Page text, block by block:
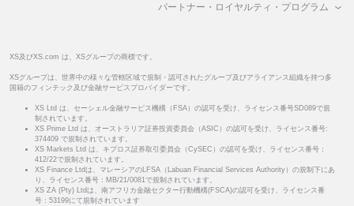
パートナー・ロイヤルティ・プログラム
XS及びXS.com は、XSグループの商標です。
XSグループは、世界中の様々な管轄区域で規制・認可されたグループ及びアライアンス組織を持つ多
国籍のフィンテック及び金融サービスプロバイダーです。
XS Ltd は、セーシェル金融サービス機構（FSA）の認可を受け、ライセンス番号SD089で規
制されています。
XS Prime Ltd は、オーストラリア証券投資委員会（ASIC）の認可を受け、ライセンス番号:
374409 で規制されています。
XS Markets Ltd は、キプロス証券取引委員会（CySEC）の認可を受け、ライセンス番号：
412/22で規制されています。
XS Finance Ltdは、マレーシアのLFSA（Labuan Financial Services Authority）の規制下にあ
り、ライセンス番号：MB/21/0081で規制されています。
XS ZA (Pty) Ltdは、南アフリカ金融セクター行動機構(FSCA)の認可を受け、ライセンス番
号：53199にて規制されています